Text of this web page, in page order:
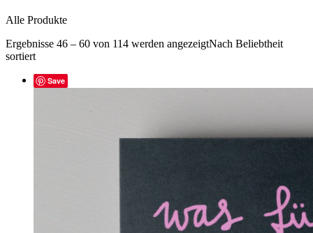
Alle Produkte
Ergebnisse 46 – 60 von 114 werden angezeigtNach Beliebtheit
sortiert
Save